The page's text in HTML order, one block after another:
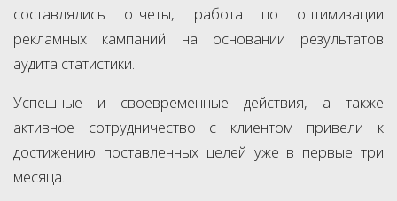
составлялись отчеты, работа по оптимизации
рекламных кампаний на основании результатов
аудита статистики.
Успешные и своевременные действия, а также
активное сотрудничество с клиентом привели к
достижению поставленных целей уже в первые три
месяца.